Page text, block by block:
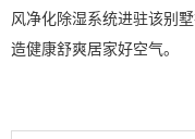
风净化除湿系统进驻该别
造健康舒爽居家好空气。